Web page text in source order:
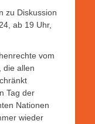
zu Diskussion
ab 19 Uhr,
vom
die allen
Tag der
Nationen
wieder